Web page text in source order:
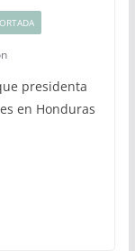
presidenta
en Honduras